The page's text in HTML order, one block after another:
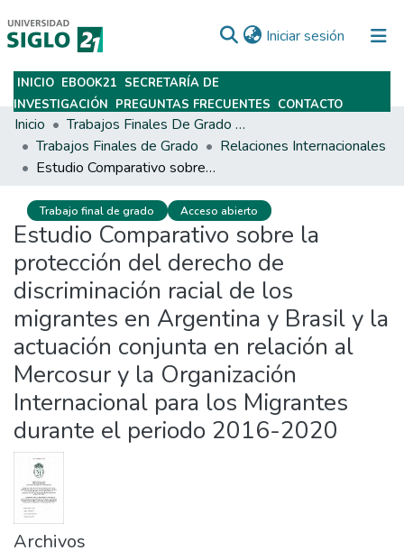
Iniciar sesión (current)
Subir
INICIO EBOOK21 SECRETARÍA DE
INVESTIGACIÓN PREGUNTAS FRECUENTES CONTACTO
Inicio
Trabajos Finales De Grado Y Posgrado
Trabajos Finales de Grado
Relaciones Internacionales
Estudio Comparativo sobre la protección del derecho de discriminación racial de los migrantes en Argentina y Brasil y la actuación conjunta en relación al Mercosur y la Organización Internacional para los Migrantes durante el periodo 2016-2020
Trabajo final de grado Acceso abierto
Estudio Comparativo sobre la
protección del derecho de
discriminación racial de los
migrantes en Argentina y Brasil y la
actuación conjunta en relación al
Mercosur y la Organización
Internacional para los Migrantes
durante el periodo 2016-2020
Archivos